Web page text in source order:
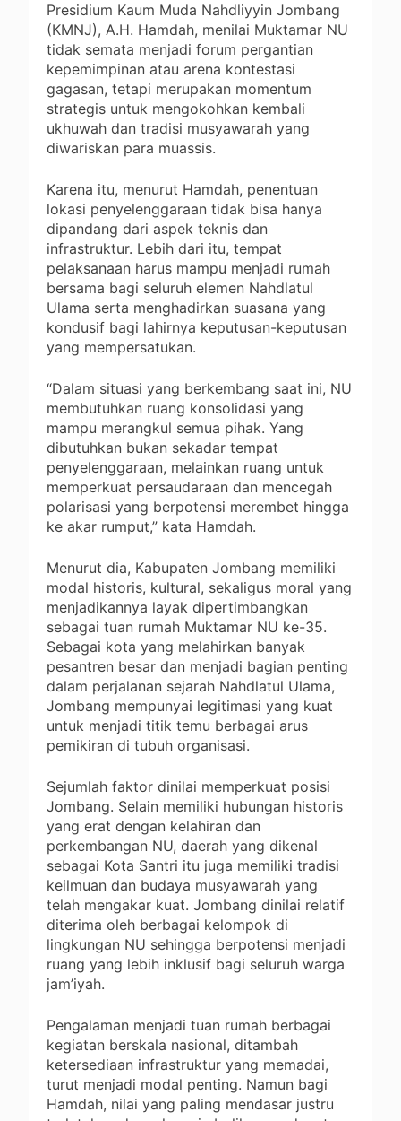
Presidium Kaum Muda Nahdliyyin Jombang
(KMNJ), A.H. Hamdah, menilai Muktamar NU
tidak semata menjadi forum pergantian
kepemimpinan atau arena kontestasi
gagasan, tetapi merupakan momentum
strategis untuk mengokohkan kembali
ukhuwah dan tradisi musyawarah yang
diwariskan para muassis.
Karena itu, menurut Hamdah, penentuan
lokasi penyelenggaraan tidak bisa hanya
dipandang dari aspek teknis dan
infrastruktur. Lebih dari itu, tempat
pelaksanaan harus mampu menjadi rumah
bersama bagi seluruh elemen Nahdlatul
Ulama serta menghadirkan suasana yang
kondusif bagi lahirnya keputusan-keputusan
yang mempersatukan.
“Dalam situasi yang berkembang saat ini, NU
membutuhkan ruang konsolidasi yang
mampu merangkul semua pihak. Yang
dibutuhkan bukan sekadar tempat
penyelenggaraan, melainkan ruang untuk
memperkuat persaudaraan dan mencegah
polarisasi yang berpotensi merembet hingga
ke akar rumput,” kata Hamdah.
Menurut dia, Kabupaten Jombang memiliki
modal historis, kultural, sekaligus moral yang
menjadikannya layak dipertimbangkan
sebagai tuan rumah Muktamar NU ke-35.
Sebagai kota yang melahirkan banyak
pesantren besar dan menjadi bagian penting
dalam perjalanan sejarah Nahdlatul Ulama,
Jombang mempunyai legitimasi yang kuat
untuk menjadi titik temu berbagai arus
pemikiran di tubuh organisasi.
Sejumlah faktor dinilai memperkuat posisi
Jombang. Selain memiliki hubungan historis
yang erat dengan kelahiran dan
perkembangan NU, daerah yang dikenal
sebagai Kota Santri itu juga memiliki tradisi
keilmuan dan budaya musyawarah yang
telah mengakar kuat. Jombang dinilai relatif
diterima oleh berbagai kelompok di
lingkungan NU sehingga berpotensi menjadi
ruang yang lebih inklusif bagi seluruh warga
jam’iyah.
Pengalaman menjadi tuan rumah berbagai
kegiatan berskala nasional, ditambah
ketersediaan infrastruktur yang memadai,
turut menjadi modal penting. Namun bagi
Hamdah, nilai yang paling mendasar justru